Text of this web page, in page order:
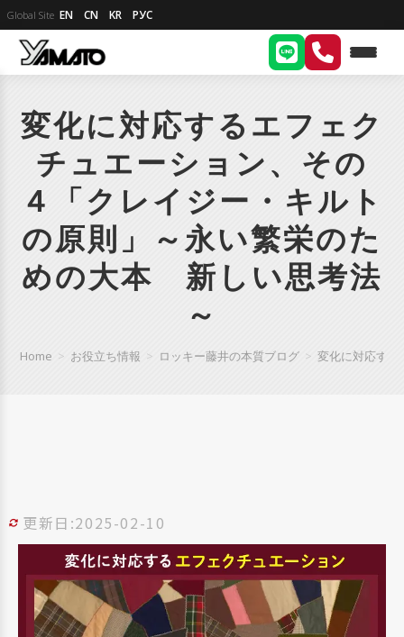
Global Site EN CN KR РУС
変化に対応するエフェク
チュエーション、その
４「クレイジー・キルト
の原則」～永い繁栄のた
めの大本 新しい思考法
～
Home > お役立ち情報 > ロッキー藤井の本質ブログ > 変化に対応す
更新日:2025-02-10